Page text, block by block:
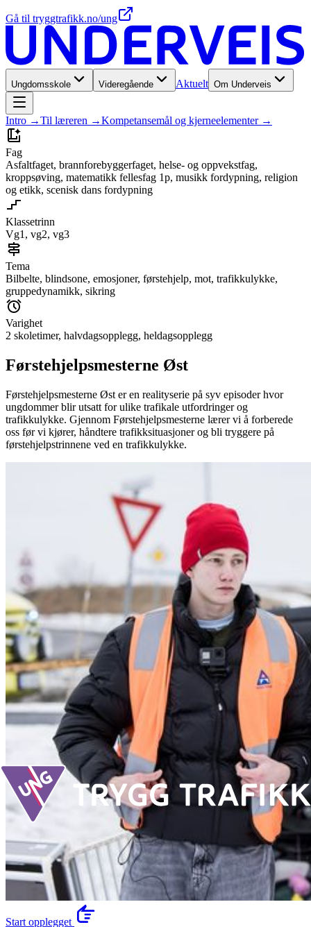
Gå til tryggtrafikk.no/ung
Ungdomsskole Videregående Aktuelt Om Underveis
Intro →Til læreren →Kompetansemål og kjerneelementer →
Fag
Asfaltfaget, brannforebyggerfaget, helse- og oppvekstfag,
kroppsøving, matematikk fellesfag 1p, musikk fordypning, religion
og etikk, scenisk dans fordypning
Klassetrinn
Vg1, vg2, vg3
Tema
Bilbelte, blindsone, emosjoner, førstehjelp, mot, trafikkulykke,
gruppedynamikk, sikring
Varighet
2 skoletimer, halvdagsopplegg, heldagsopplegg
Førstehjelps­mesterne Øst
Førstehjelpsmesterne Øst er en realityserie på syv episoder hvor
ungdommer blir utsatt for ulike trafikale utfordringer og
trafikkulykke. Gjennom Førstehjelpsmesterne lærer vi å forberede
oss før vi kjører, håndtere trafikksituasjoner og bli tryggere på
førstehjelpstrinnene ved en trafikkulykke.
Start opplegget